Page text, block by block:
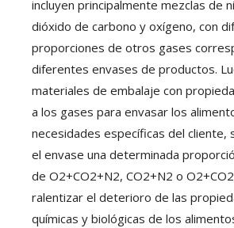
incluyen principalmente mezclas de
dióxido de carbono y oxígeno, con
proporciones de otros gases
diferentes envases de productos.
materiales de embalaje con
a los gases para envasar los
necesidades específicas del cliente,
el envase una determinada
de O2+CO2+N2, CO2+N2 o
ralentizar el deterioro de las
químicas y biológicas de los